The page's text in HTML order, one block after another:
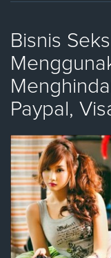
Bisnis
Paypal,